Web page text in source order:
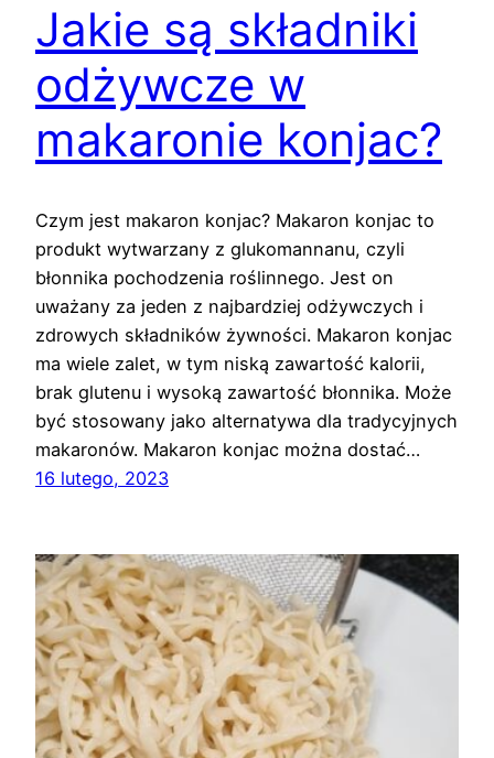
Jakie są składniki
odżywcze w
makaronie konjac?
Czym jest makaron konjac? Makaron konjac to
produkt wytwarzany z glukomannanu, czyli
błonnika pochodzenia roślinnego. Jest on
uważany za jeden z najbardziej odżywczych i
zdrowych składników żywności. Makaron konjac
ma wiele zalet, w tym niską zawartość kalorii,
brak glutenu i wysoką zawartość błonnika. Może
być stosowany jako alternatywa dla tradycyjnych
makaronów. Makaron konjac można dostać…
16 lutego, 2023